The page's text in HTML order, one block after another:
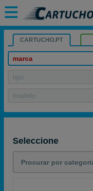
CARTUCHO.PT
marca
tipo
modelo
Seleccione